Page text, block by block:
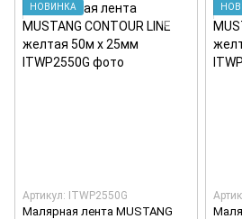
НОВИНКА
Артикул: ITWP2550G
Малярная лента MUSTANG